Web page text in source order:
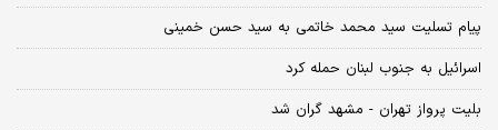
پیام تسلیت سید محمد خاتمی به سید حسن خمینی
اسرائیل به جنوب لبنان حمله کرد
بلیت پرواز تهران - مشهد گران شد